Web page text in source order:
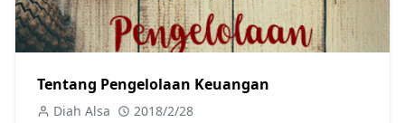
Tentang Pengelolaan Keuangan
Diah Alsa 2018/2/28